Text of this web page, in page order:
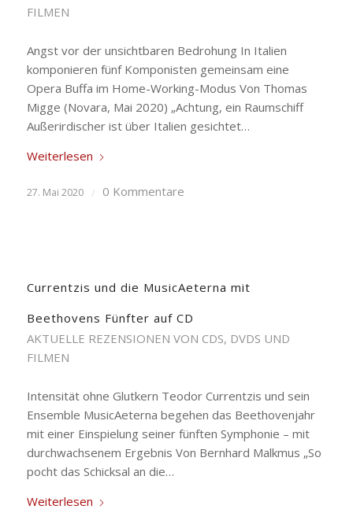
FILMEN
Angst vor der unsichtbaren Bedrohung In Italien
komponieren fünf Komponisten gemeinsam eine
Opera Buffa im Home-Working-Modus Von Thomas
Migge (Novara, Mai 2020) „Achtung, ein Raumschiff
Außerirdischer ist über Italien gesichtet…
Weiterlesen
27. Mai 2020 / 0 Kommentare
Currentzis und die MusicAeterna mit
Beethovens Fünfter auf CD
AKTUELLE REZENSIONEN VON CDS, DVDS UND
FILMEN
Intensität ohne Glutkern Teodor Currentzis und sein
Ensemble MusicAeterna begehen das Beethovenjahr
mit einer Einspielung seiner fünften Symphonie – mit
durchwachsenem Ergebnis Von Bernhard Malkmus „So
pocht das Schicksal an die…
Weiterlesen